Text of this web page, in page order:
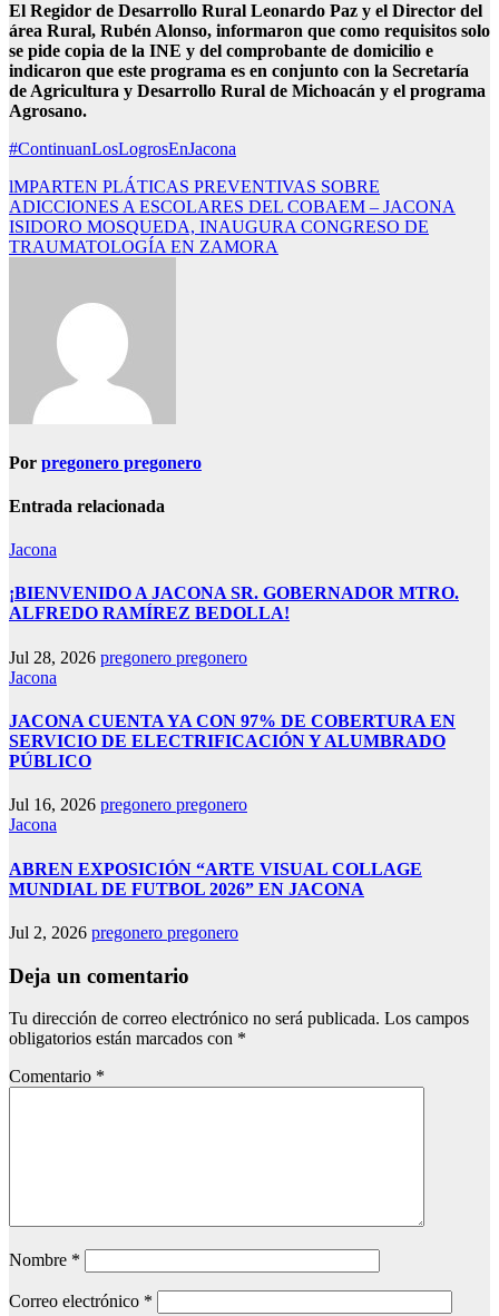
El Regidor de Desarrollo Rural Leonardo Paz y el Director del
área Rural, Rubén Alonso, informaron que como requisitos solo
se pide copia de la INE y del comprobante de domicilio e
indicaron que este programa es en conjunto con la Secretaría
de Agricultura y Desarrollo Rural de Michoacán y el programa
Agrosano.
#ContinuanLosLogrosEnJacona
Navegación
de
entradas
lMPARTEN PLÁTICAS PREVENTIVAS SOBRE
ADICCIONES A ESCOLARES DEL COBAEM – JACONA
ISIDORO MOSQUEDA, INAUGURA CONGRESO DE
TRAUMATOLOGÍA EN ZAMORA
Por pregonero pregonero
Entrada relacionada
Jacona
¡BIENVENIDO A JACONA SR. GOBERNADOR MTRO.
ALFREDO RAMÍREZ BEDOLLA!
Jul 28, 2026 pregonero pregonero
Jacona
JACONA CUENTA YA CON 97% DE COBERTURA EN
SERVICIO DE ELECTRIFICACIÓN Y ALUMBRADO
PÚBLICO
Jul 16, 2026 pregonero pregonero
Jacona
ABREN EXPOSICIÓN “ARTE VISUAL COLLAGE
MUNDIAL DE FUTBOL 2026” EN JACONA
Jul 2, 2026 pregonero pregonero
Deja un comentario
Tu dirección de correo electrónico no será publicada. Los campos
obligatorios están marcados con *
Comentario *
Nombre *
Correo electrónico *